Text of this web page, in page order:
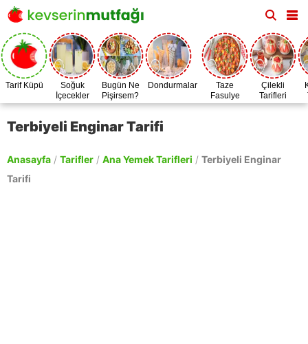
Tarif Küpü
Soğuk
İçecekler
Bugün Ne
Pişirsem?
Dondurmalar
Taze
Fasulye
Zamanı
Çilekli
Tarifleri
Terbiyeli Enginar Tarifi
Anasayfa / Tarifler / Ana Yemek Tarifleri / Terbiyeli Enginar
Tarifi